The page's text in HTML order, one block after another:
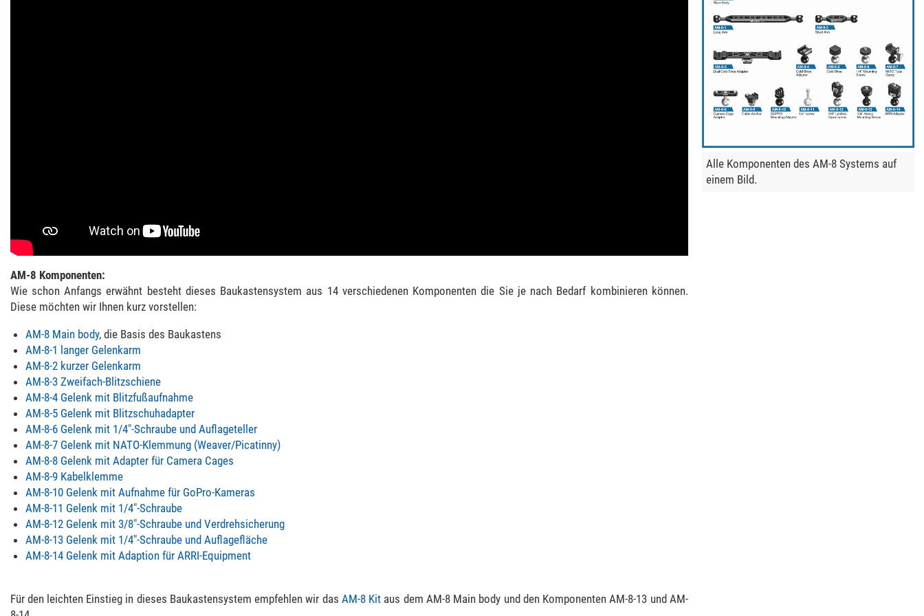
AM-8 Komponenten:
Wie schon Anfangs erwähnt besteht dieses Baukastensystem aus 14 verschiedenen Komponenten die Sie je nach Bedarf kombinieren können.
Diese möchten wir Ihnen kurz vorstellen:
AM-8 Main body, die Basis des Baukastens
AM-8-1 langer Gelenkarm
AM-8-2 kurzer Gelenkarm
AM-8-3 Zweifach-Blitzschiene
AM-8-4 Gelenk mit Blitzfußaufnahme
AM-8-5 Gelenk mit Blitzschuhadapter
AM-8-6 Gelenk mit 1/4"-Schraube und Auflageteller
AM-8-7 Gelenk mit NATO-Klemmung (Weaver/Picatinny)
AM-8-8 Gelenk mit Adapter für Camera Cages
AM-8-9 Kabelklemme
AM-8-10 Gelenk mit Aufnahme für GoPro-Kameras
AM-8-11 Gelenk mit 1/4"-Schraube
AM-8-12 Gelenk mit 3/8"-Schraube und Verdrehsicherung
AM-8-13 Gelenk mit 1/4"-Schraube und Auflagefläche
AM-8-14 Gelenk mit Adaption für ARRI-Equipment
Für den leichten Einstieg in dieses Baukastensystem empfehlen wir das AM-8 Kit aus dem AM-8 Main body und den Komponenten AM-8-13 und AM-
Alle Komponenten des AM-8 Systems auf
einem Bild.